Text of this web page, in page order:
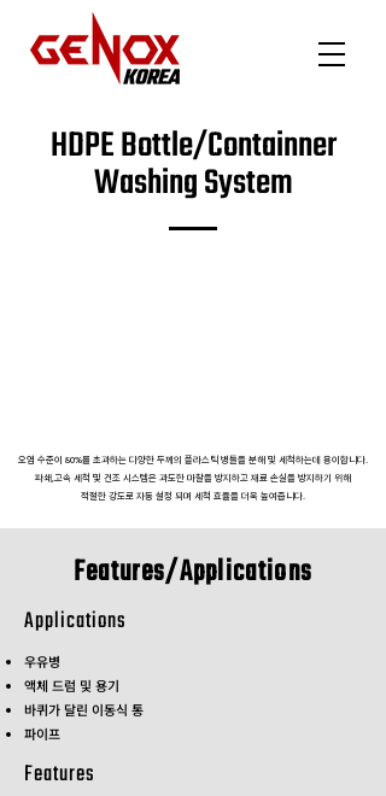
HDPE Bottle/Containner
Washing System
오염 수준이 80%를 초과하는 다양한 두께의 플라스틱 병들을 분해 및 세척하는데 용이합니다.
​파쇄,고속 세척 및 건조 시스템은 과도한 마찰을 방지하고 재료 손실을 방지하기 위해
​적절한 강도로 자동 설정 되며 세척 효율을 더욱 높여줍니다​​.
Features/Applications
Applications
우유병
액체 드럼 및 용기
​바퀴가 달린 이동식 통
​파이프
Features